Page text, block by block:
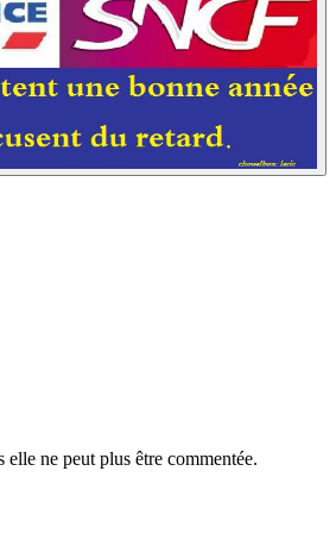
elle ne peut plus être commentée.